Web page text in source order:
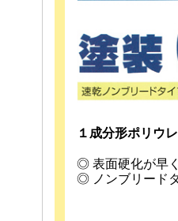
１成分形ポリウ
◎ 表面硬化が早
◎ ノンブリード